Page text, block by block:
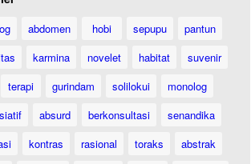
abdomen hobi sepupu
pantun
karmina novelet habitat
suvenir
terapi gurindam solilokui
monolog
absurd berkonsultasi
senandika
kontras rasional toraks
abstrak